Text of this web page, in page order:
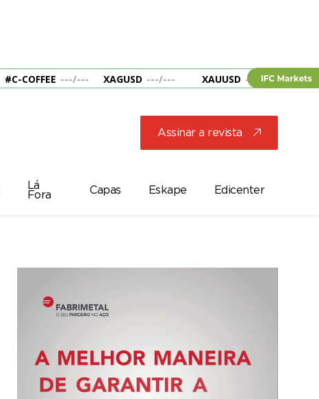
#C-COFFEE ---/--- XAGUSD ---/--- XAUUSD --- ---
Assinar a revista j
Lá
Fora
Capas Eskape Edicenter